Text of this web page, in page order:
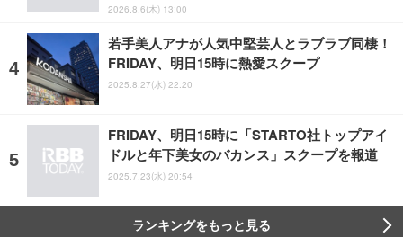
2026.8.6(木) 13:00
若手美人アナが人気中堅芸人とラブラブ同棲！
FRIDAY、明日15時に熱愛スクープ
2025.8.27(水) 22:20
FRIDAY、明日15時に「STARTO社トップアイ
ドルと年下美女のバカンス」スクープを報道
2025.7.23(水) 20:54
ランキングをもっと見る